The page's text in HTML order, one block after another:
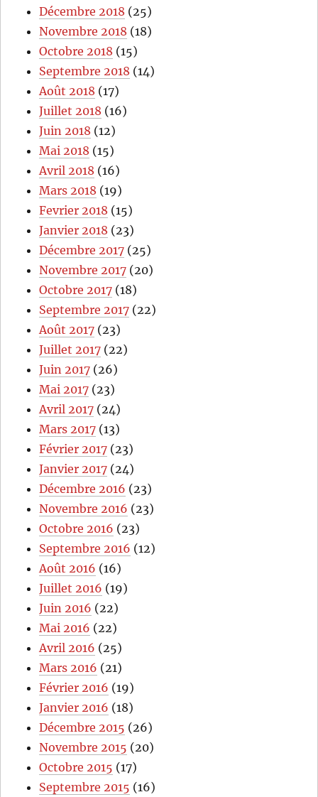
Décembre 2018 (25)
Novembre 2018 (18)
Octobre 2018 (15)
Septembre 2018 (14)
Août 2018 (17)
Juillet 2018 (16)
Juin 2018 (12)
Mai 2018 (15)
Avril 2018 (16)
Mars 2018 (19)
Fevrier 2018 (15)
Janvier 2018 (23)
Décembre 2017 (25)
Novembre 2017 (20)
Octobre 2017 (18)
Septembre 2017 (22)
Août 2017 (23)
Juillet 2017 (22)
Juin 2017 (26)
Mai 2017 (23)
Avril 2017 (24)
Mars 2017 (13)
Février 2017 (23)
Janvier 2017 (24)
Décembre 2016 (23)
Novembre 2016 (23)
Octobre 2016 (23)
Septembre 2016 (12)
Août 2016 (16)
Juillet 2016 (19)
Juin 2016 (22)
Mai 2016 (22)
Avril 2016 (25)
Mars 2016 (21)
Février 2016 (19)
Janvier 2016 (18)
Décembre 2015 (26)
Novembre 2015 (20)
Octobre 2015 (17)
Septembre 2015 (16)